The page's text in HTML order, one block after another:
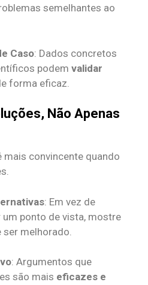
semelhantes ao
Caso: Dados concretos
podem validar
forma eficaz.
Não Apenas
convincente quando
: Em vez de
um ponto de vista, mostre
melhorado.
: Argumentos que
são mais eficazes e